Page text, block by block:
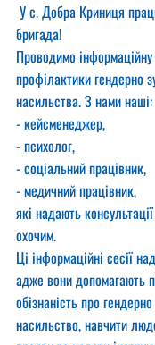
У c. Добра Криниця
бригада!
Проводимо
профілактики гендерно
насильства. З нами наші:
- кейсменеджер,
- психолог,
- соціальний працівник,
- медичний працівник,
які надають
охочим.
Ці інформаційні сесії
адже вони допомагають
обізнаність про
насильство, навчити